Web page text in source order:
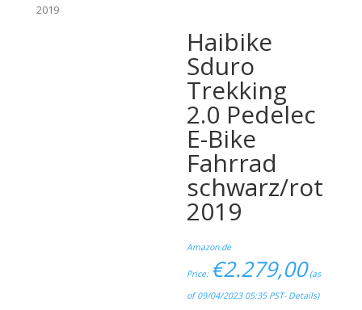
2019
Haibike
Sduro
Trekking
2.0 Pedelec
E-Bike
Fahrrad
schwarz/rot
2019
Amazon.de
Price: €2.279,00(as
of 09/04/2023 05:35 PST- Details)